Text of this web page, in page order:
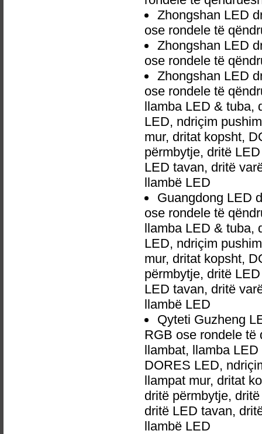
Zhongshan LED
ose rondele të
Zhongshan LED
ose rondele të
Zhongshan LED
ose rondele të
llamba LED & tuba,
LED, ndriçim
mur, dritat kopsht,
përmbytje, dritë
LED tavan, dritë
llambë LED
Guangdong LED
ose rondele të
llamba LED & tuba,
LED, ndriçim
mur, dritat kopsht,
përmbytje, dritë
LED tavan, dritë
llambë LED
Qyteti Guzheng
RGB ose rondele të
llambat, llamba
DORES LED,
llampat mur, dritat
dritë përmbytje,
dritë LED tavan,
llambë LED